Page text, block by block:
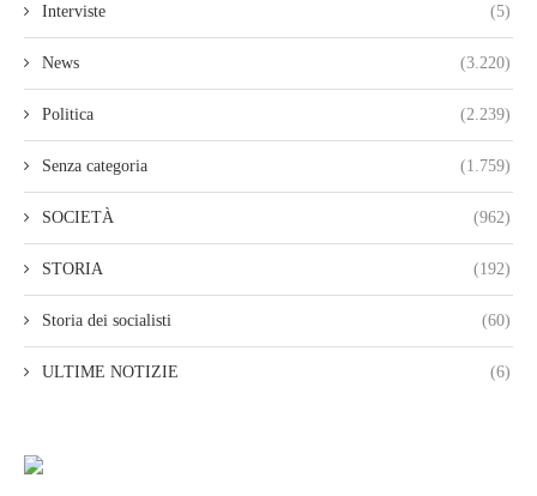
Interviste (5)
News (3.220)
Politica (2.239)
Senza categoria (1.759)
SOCIETÀ (962)
STORIA (192)
Storia dei socialisti (60)
ULTIME NOTIZIE (6)